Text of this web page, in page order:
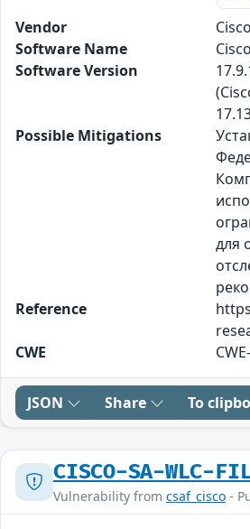
Vendor
Software Name
Software Version
Possible Mitigations
для
Reference
CWE
JSON Share To
CISCO-SA-WLC-
Vulnerability from csaf_cisco -